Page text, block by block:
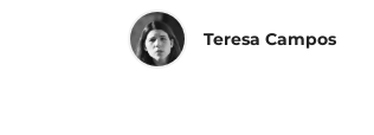
Teresa Campos